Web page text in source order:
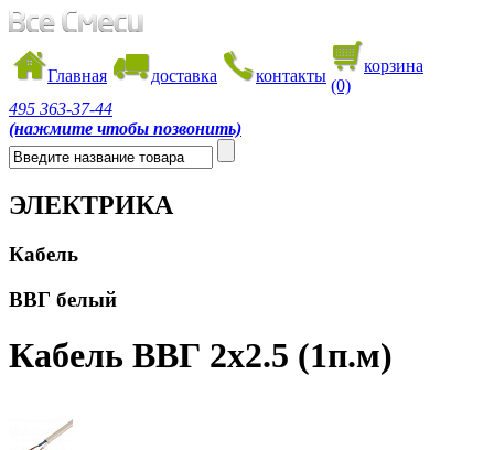
Главная доставка контакты
корзина
(0)
495 363-37-44
(нажмите чтобы позвонить)
ЭЛЕКТРИКА
Кабель
ВВГ белый
Кабель ВВГ 2х2.5 (1п.м)